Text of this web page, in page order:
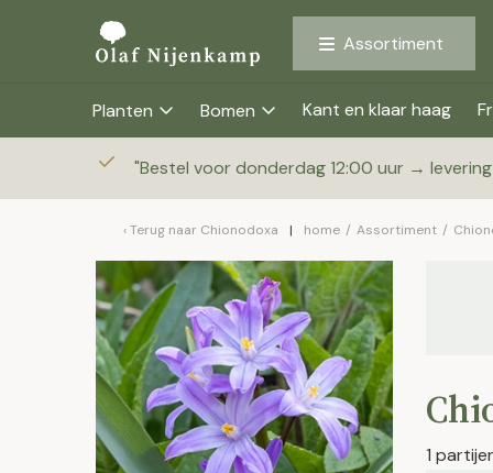
Assortiment
Planten Bomen Kant en klaar haag
"Bestel voor donderdag 12:00 uur →
Terug naar Chionodoxa home / Assortiment /
1